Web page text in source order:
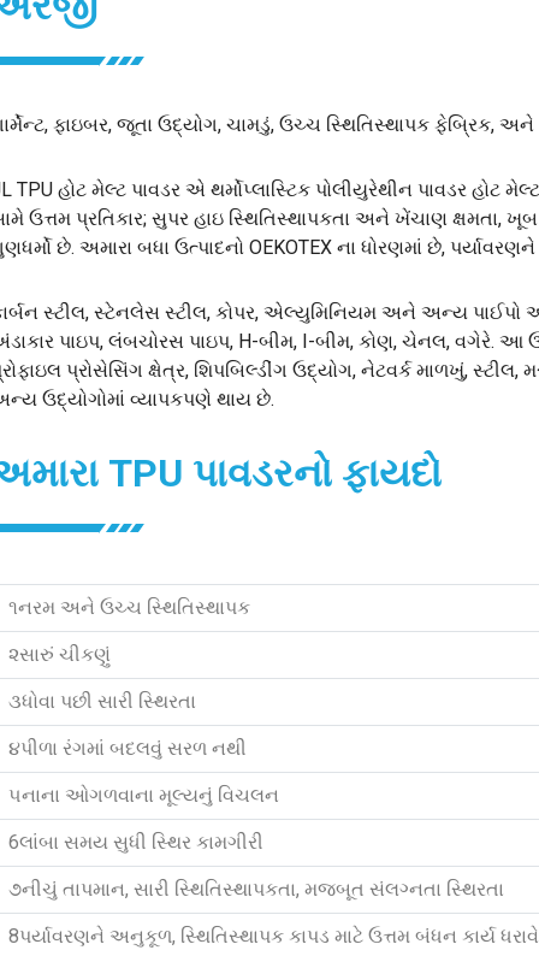
ફાઇબર, જૂતા ઉદ્યોગ, ચામડું, ઉચ્ચ સ્થિતિસ્થાપક ફેબ્રિક, અને
TPU હોટ મેલ્ટ પાવડર એ થર્મોપ્લાસ્ટિક પોલીયુરેથીન પાવડર હોટ
ઉત્તમ પ્રતિકાર; સુપર હાઇ સ્થિતિસ્થાપકતા અને ખેંચાણ ક્ષમતા,
છે. અમારા બધા ઉત્પાદનો OEKOTEX ના ધોરણમાં છે,
સ્ટીલ, સ્ટેનલેસ સ્ટીલ, કોપર, એલ્યુમિનિયમ અને અન્ય પાઈપો
પાઇપ, લંબચોરસ પાઇપ, H-બીમ, I-બીમ, કોણ, ચેનલ, વગેરે. આ
પ્રોસેસિંગ ક્ષેત્ર, શિપબિલ્ડીંગ ઉદ્યોગ, નેટવર્ક માળખું,
ઉદ્યોગોમાં વ્યાપકપણે થાય છે.
TPU પાવડરનો ફાયદો
૧નરમ અને ઉચ્ચ સ્થિતિસ્થાપક
૨સારું ચીકણું
૩ધોવા પછી સારી સ્થિરતા
૪પીળા રંગમાં બદલવું સરળ નથી
૫નાના ઓગળવાના મૂલ્યનું વિચલન
6લાંબા સમય સુધી સ્થિર કામગીરી
૭નીચું તાપમાન, સારી સ્થિતિસ્થાપકતા, મજબૂત સંલગ્નતા સ્થિરતા
8પર્યાવરણને અનુકૂળ, સ્થિતિસ્થાપક કાપડ માટે ઉત્તમ બંધન કાર્ય